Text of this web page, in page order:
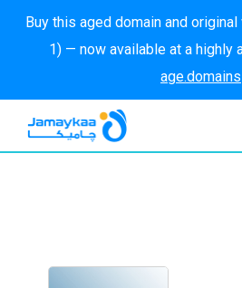
Buy this aged domain and
1) — now available at a highly
age.domains